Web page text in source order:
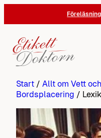
Start / Allt om Vett
Bordsplacering /